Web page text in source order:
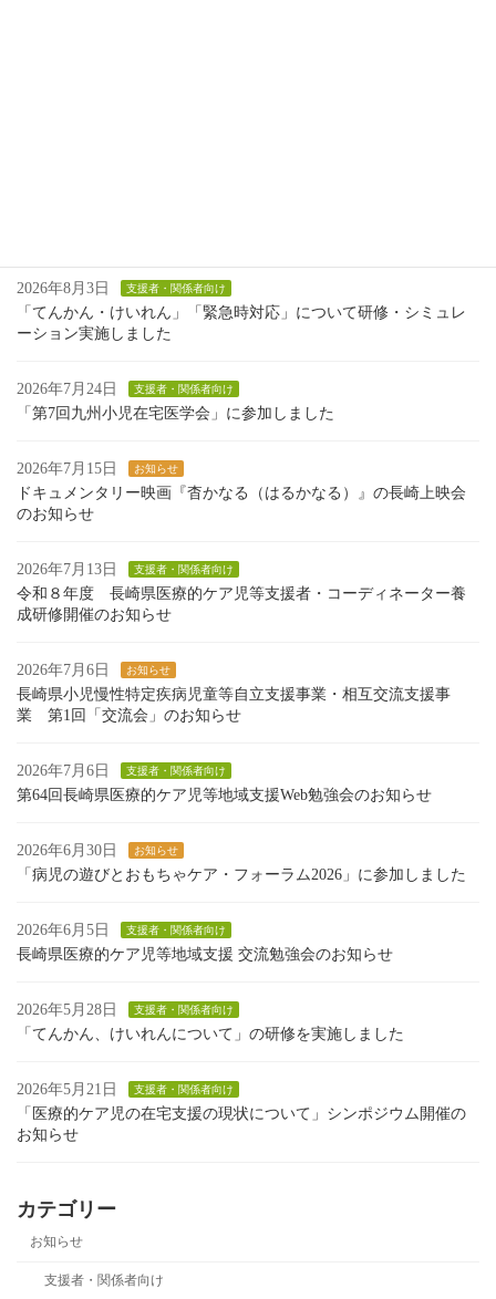
2026年8月3日 支援者・関係者向け
「てんかん・けいれん」「緊急時対応」について研修・シミュレ
ーション実施しました
2026年7月24日 支援者・関係者向け
「第7回九州小児在宅医学会」に参加しました
2026年7月15日 お知らせ
ドキュメンタリー映画『杳かなる（はるかなる）』の長崎上映会
のお知らせ
2026年7月13日 支援者・関係者向け
令和８年度 長崎県医療的ケア児等支援者・コーディネーター養
成研修開催のお知らせ
2026年7月6日 お知らせ
長崎県小児慢性特定疾病児童等自立支援事業・相互交流支援事
業 第1回「交流会」のお知らせ
2026年7月6日 支援者・関係者向け
第64回長崎県医療的ケア児等地域支援Web勉強会のお知らせ
2026年6月30日 お知らせ
「病児の遊びとおもちゃケア・フォーラム2026」に参加しました
2026年6月5日 支援者・関係者向け
長崎県医療的ケア児等地域支援 交流勉強会のお知らせ
2026年5月28日 支援者・関係者向け
「てんかん、けいれんについて」の研修を実施しました
2026年5月21日 支援者・関係者向け
「医療的ケア児の在宅支援の現状について」シンポジウム開催の
お知らせ
カテゴリー
お知らせ
支援者・関係者向け